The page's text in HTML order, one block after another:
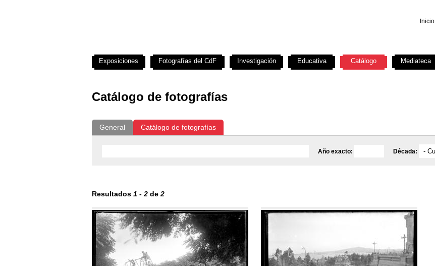
Inicio
Catálogo de fotografías
General Catálogo de fotografías
Año exacto: Década:
Resultados 1 - 2 de 2
Exposiciones Fotografías del CdF Investigación Educativa Catálogo Mediateca